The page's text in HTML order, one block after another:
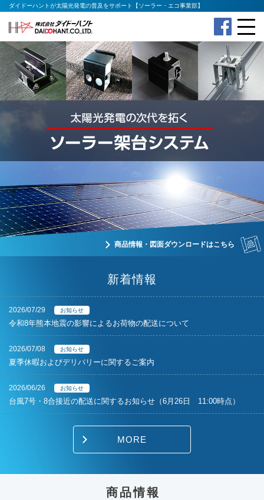
ダイドーハントが太陽光発電の普及をサポート【ソーラー・エコ事業部】
株式会社ダイドーハン
ト
公式
Fac
ebo
okペ
ージ
ME
NU
商品情報・図面ダウンロードはこちら
新着情報
2026/07/29 お知らせ
令和8年熊本地震の影響によるお荷物の配送について
2026/07/08 お知らせ
夏季休暇およびデリバリーに関するご案内
2026/06/26 お知らせ
台風7号・8合接近の配送に関するお知らせ（6月26日 11:00時点）
MORE
商品情報